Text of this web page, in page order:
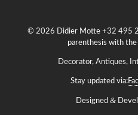
© 2026 Didier Motte +32 495
parenthesis with the
Decorator, Antiques,
Stay updated via:
Designed &